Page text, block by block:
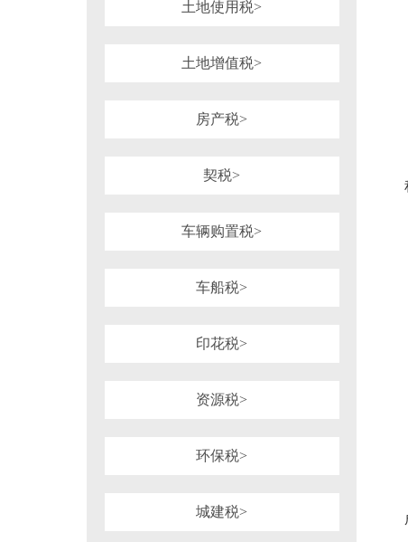
土地使用税>
土地增值税>
房产税>
契税>
车辆购置税>
车船税>
印花税>
资源税>
环保税>
城建税>